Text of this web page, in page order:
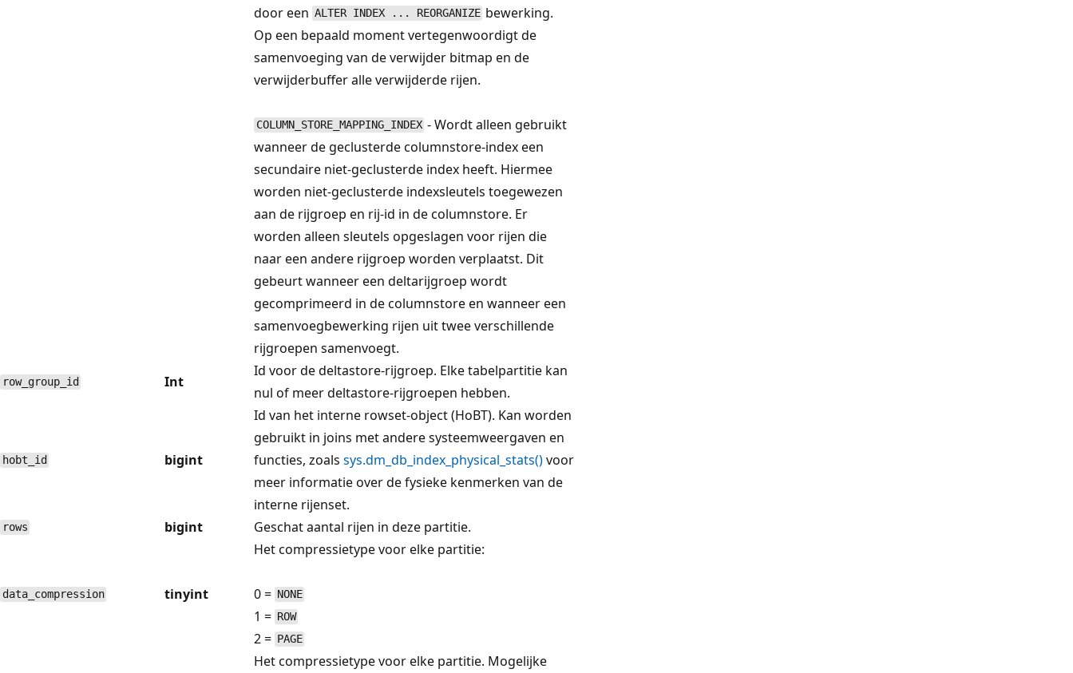
door een ALTER INDEX ... REORGANIZE bewerking.
Op een bepaald moment vertegenwoordigt de
samenvoeging van de verwijder bitmap en de
verwijderbuffer alle verwijderde rijen.
COLUMN_STORE_MAPPING_INDEX - Wordt alleen gebruikt
wanneer de geclusterde columnstore-index een
secundaire niet-geclusterde index heeft. Hiermee
worden niet-geclusterde indexsleutels toegewezen
aan de rijgroep en rij-id in de columnstore. Er
worden alleen sleutels opgeslagen voor rijen die
naar een andere rijgroep worden verplaatst. Dit
gebeurt wanneer een deltarijgroep wordt
gecomprimeerd in de columnstore en wanneer een
samenvoegbewerking rijen uit twee verschillende
rijgroepen samenvoegt.
row_group_id Int
Id voor de deltastore-rijgroep. Elke tabelpartitie kan
nul of meer deltastore-rijgroepen hebben.
hobt_id bigint
Id van het interne rowset-object (HoBT). Kan worden
gebruikt in joins met andere systeemweergaven en
functies, zoals sys.dm_db_index_physical_stats()voor
meer informatie over de fysieke kenmerken van de
interne rijenset.
rows bigint Geschat aantal rijen in deze partitie.
data_compression tinyint
Het compressietype voor elke partitie:
0 = NONE
1 = ROW
2 = PAGE
Het compressietype voor elke partitie. Mogelijke